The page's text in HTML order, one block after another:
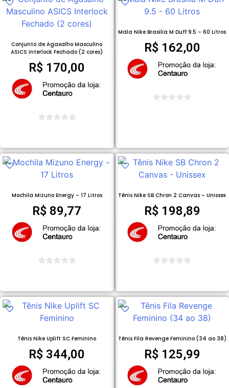
Conjunto de Agasalho Masculino
ASICS Interlock Fechado (2 cores)
R$ 170,00
Mala Nike Brasilia M Duff 9.5 – 60 Litros
R$ 162,00
Mochila Mizuno Energy – 17 Litros
R$ 89,77
Tênis Nike SB Chron 2 Canvas – Unissex
R$ 198,89
Tênis Nike Uplift SC Feminino
R$ 344,00
Tênis Fila Revenge Feminino (34 ao 38)
R$ 125,99